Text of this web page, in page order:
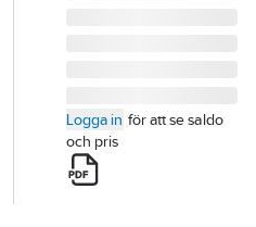
Logga in för att se saldo
och pris